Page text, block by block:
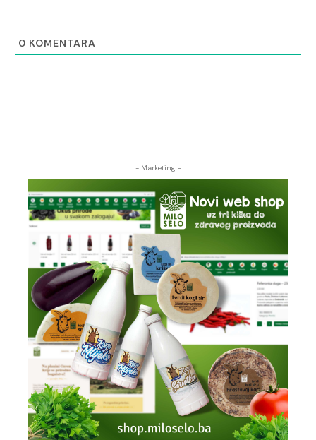
0 KOMENTARA
- Marketing -